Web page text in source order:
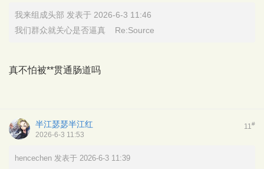
我来组成头部 发表于 2026-6-3 11:46
我们群众就关心是否逼真 Re:Source
真不怕被**贯通肠道吗
11#
半江瑟瑟半江红
2026-6-3 11:53
hencechen 发表于 2026-6-3 11:39